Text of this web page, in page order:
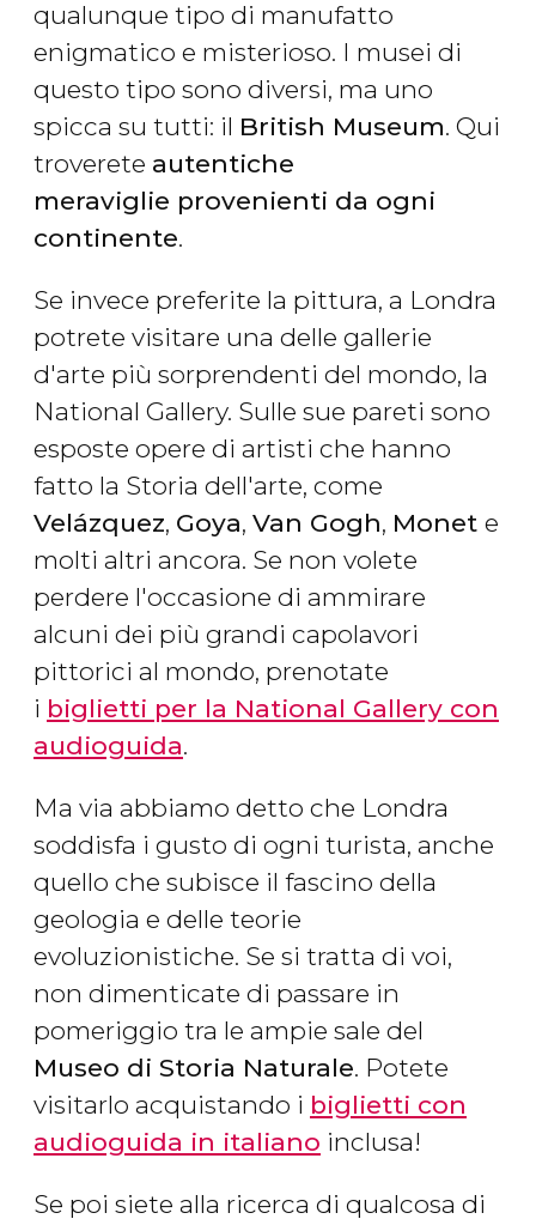
qualunque tipo di manufatto
enigmatico e misterioso. I musei di
questo tipo sono diversi, ma uno
spicca su tutti: il British Museum. Qui
troverete autentiche
meraviglie provenienti da ogni
continente.
Se invece preferite la pittura, a Londra
potrete visitare una delle gallerie
d'arte più sorprendenti del mondo, la
National Gallery. Sulle sue pareti sono
esposte opere di artisti che hanno
fatto la Storia dell'arte, come
Velázquez, Goya, Van Gogh, Monet e
molti altri ancora. Se non volete
perdere l'occasione di ammirare
alcuni dei più grandi capolavori
pittorici al mondo, prenotate
i biglietti per la National Gallery con
audioguida.
Ma via abbiamo detto che Londra
soddisfa i gusto di ogni turista, anche
quello che subisce il fascino della
geologia e delle teorie
evoluzionistiche. Se si tratta di voi,
non dimenticate di passare in
pomeriggio tra le ampie sale del
Museo di Storia Naturale. Potete
visitarlo acquistando i biglietti con
audioguida in italiano inclusa!
Se poi siete alla ricerca di qualcosa di